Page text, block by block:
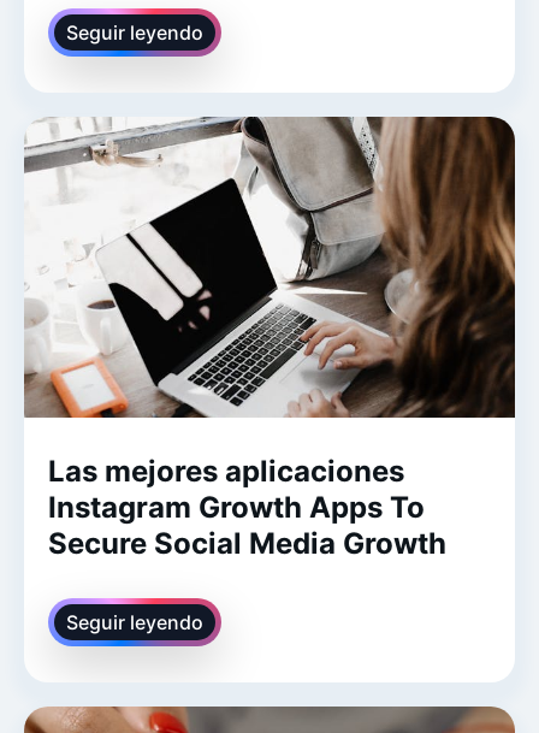
Seguir leyendo
Las mejores aplicaciones
Instagram Growth Apps To
Secure Social Media Growth
Seguir leyendo